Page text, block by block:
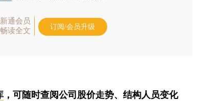
通会员
读全文
订阅/会员升级
，可随时查阅公司股价走势、结构人员变化